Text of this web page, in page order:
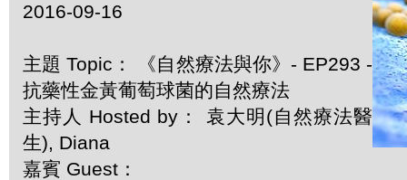
2016-09-16
主題 Topic： 《自然療法與你》- EP293 -
抗藥性金黃葡萄球菌的自然療法
主持人 Hosted by： 袁大明(自然療法醫
生), Diana
嘉賓 Guest：